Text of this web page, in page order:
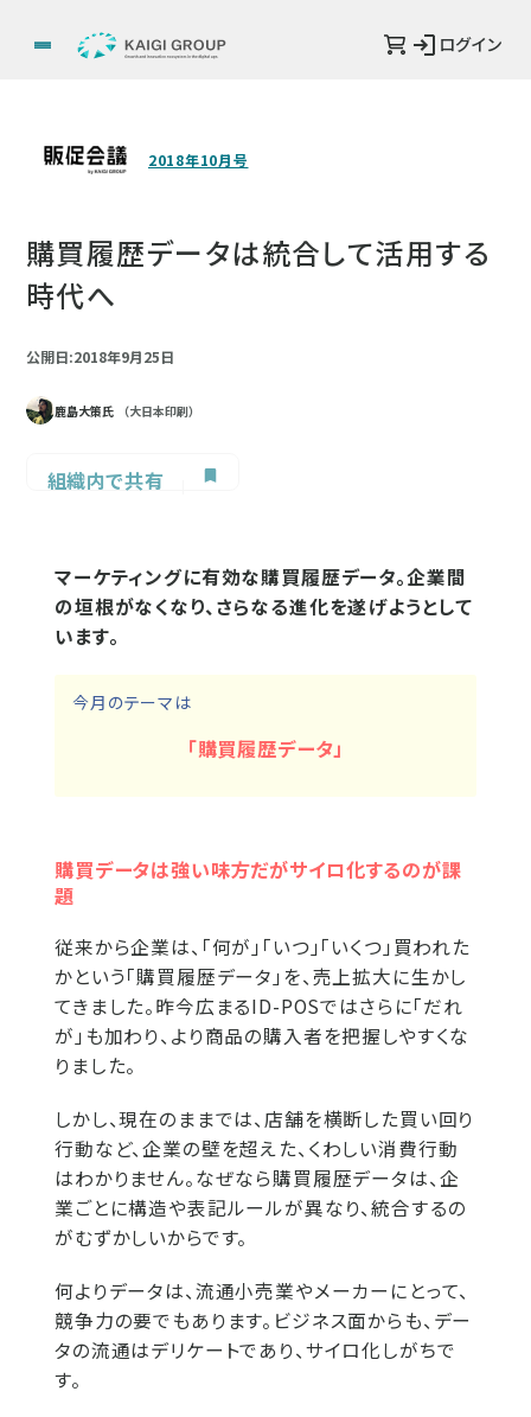
ログイン
2018年10月号
購買履歴データは統合して活用する
時代へ
公開日:2018年9月25日
鹿島大策氏 （大日本印刷）
組織内で共有
マーケティングに有効な購買履歴データ。企業間
の垣根がなくなり、さらなる進化を遂げようとして
います。
今月のテーマは
「購買履歴データ」
購買データは強い味方だがサイロ化するのが課
題
従来から企業は、「何が」「いつ」「いくつ」買われた
かという「購買履歴データ」を、売上拡大に生かし
てきました。昨今広まるID-POSではさらに「だれ
が」も加わり、より商品の購入者を把握しやすくな
りました。
しかし、現在のままでは、店舗を横断した買い回り
行動など、企業の壁を超えた、くわしい消費行動
はわかりません。なぜなら購買履歴データは、企
業ごとに構造や表記ルールが異なり、統合するの
がむずかしいからです。
何よりデータは、流通小売業やメーカーにとって、
競争力の要でもあります。ビジネス面からも、デー
タの流通はデリケートであり、サイロ化しがちで
す。